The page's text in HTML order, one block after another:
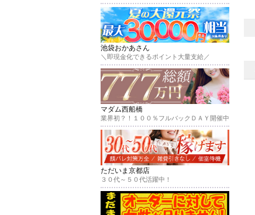
池袋おかあさん
＼即現金化できるポイント大量支給／
マダム西船橋
業界初？！１００％フルバックＤＡＹ開催中
ただいま京都店
３０代～５０代活躍中！